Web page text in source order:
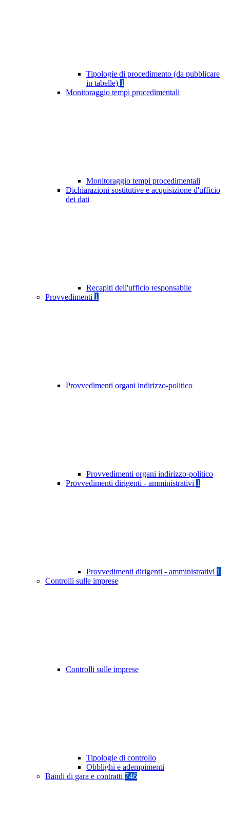
Tipologie di procedimento (da pubblicare
in tabelle) 1
Monitoraggio tempi procedimentali
Monitoraggio tempi procedimentali
Dichiarazioni sostitutive e acquisizione d'ufficio
dei dati
Recapiti dell'ufficio responsabile
Provvedimenti 1
Provvedimenti organi indirizzo-politico
Provvedimenti organi indirizzo-politico
Provvedimenti dirigenti - amministrativi 1
Provvedimenti dirigenti - amministrativi 1
Controlli sulle imprese
Controlli sulle imprese
Tipologie di controllo
Obblighi e adempimenti
Bandi di gara e contratti 746